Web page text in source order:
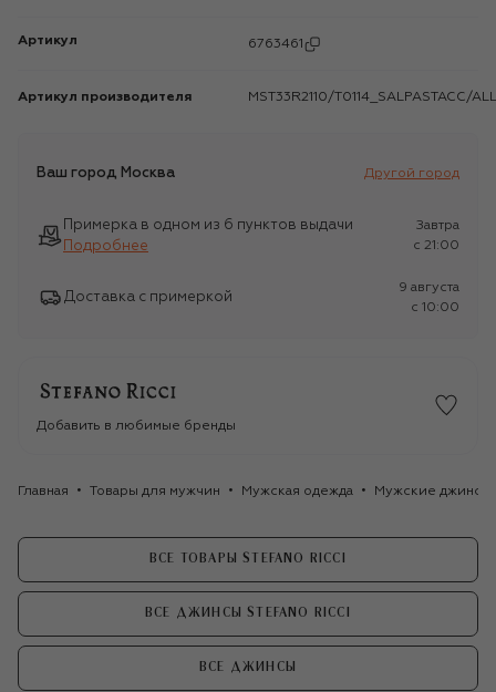
Артикул 6763461
Артикул производителя MST33R2110/T0114_SALPASTACC/
Ваш город Москва Другой город
Примерка в одном из 6 пунктов выдачи
Подробнее
Завтра
c 21:00
Доставка с примеркой
9 августа
c 10:00
Добавить в любимые бренды
Главная Товары для мужчин Мужская одежда Мужские джинсы
ВСЕ ТОВАРЫ STEFANO RICCI
ВСЕ ДЖИНСЫ STEFANO RICCI
ВСЕ ДЖИНСЫ